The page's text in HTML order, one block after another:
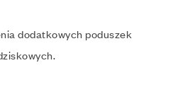
dodatkowych poduszek